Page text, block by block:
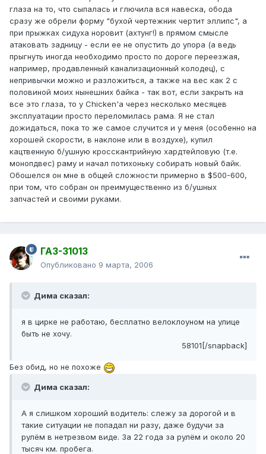
глаза на то, что сыпалась и глючила вся навеска, обода
сразу же обрели форму "бухой чертежник чертит эллипс", а
при прыжках сидуха норовит (ахтунг!) в прямом смысле
атаковать задницу - если ее не опустить до упора (а ведь
прыгнуть иногда необходимо просто по дороге переезжая,
например, продавленный канализационный колодец), с
непривычки можно и разложиться, а также на вес как 2 с
половиной моих нынешних байка - так вот, если закрыть на
все это глаза, то у Chicken'а через несколько месяцев
эксплуатации просто переломилась рама. Я не стал
дожидаться, пока то же самое случится и у меня (особенно на
хорошей скорости, в наклоне или в воздухе), купил
кацтвенную б/ушную кросскантрийную хардтейловую (т.е.
монопдвес) раму и начал потихоньку собирать новый байк.
Обошелся он мне в общей сложности примерно в $500-600,
при том, что собран он преимущественно из б/ушных
запчастей и своими руками.
ГАЗ-31013
Опубликовано 9 марта, 2006
Дима сказал:
я в цирке не работаю, бесплатно велоклоуном на улице
быть не хочу.
58101[/snapback]
Без обид, но не похоже
Дима сказал:
А я слишком хороший водитель: слежу за дорогой и в
такие ситуации не попадал ни разу, даже будучи за
рулём в нетрезвом виде. За 22 года за рулём и около 20
тысяч км. пробега.